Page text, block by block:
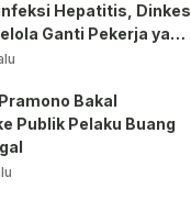
Hepatitis, Dinkes
Ganti Pekerja yang
Bakal
Publik Pelaku Buang